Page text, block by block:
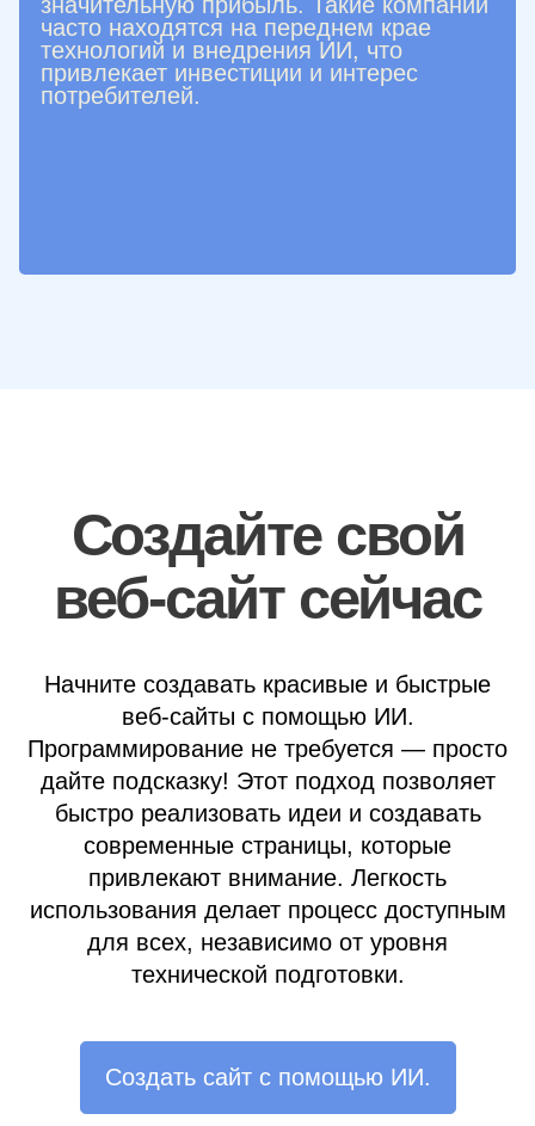
часто находятся на переднем крае
технологий и внедрения ИИ, что
привлекает инвестиции и интерес
потребителей.
Создайте свой
веб-сайт сейчас
Начните создавать красивые и быстрые
веб-сайты с помощью ИИ.
Программирование не требуется — просто
дайте подсказку! Этот подход позволяет
быстро реализовать идеи и создавать
современные страницы, которые
привлекают внимание. Легкость
использования делает процесс доступным
для всех, независимо от уровня
технической подготовки.
Создать сайт с помощью ИИ.